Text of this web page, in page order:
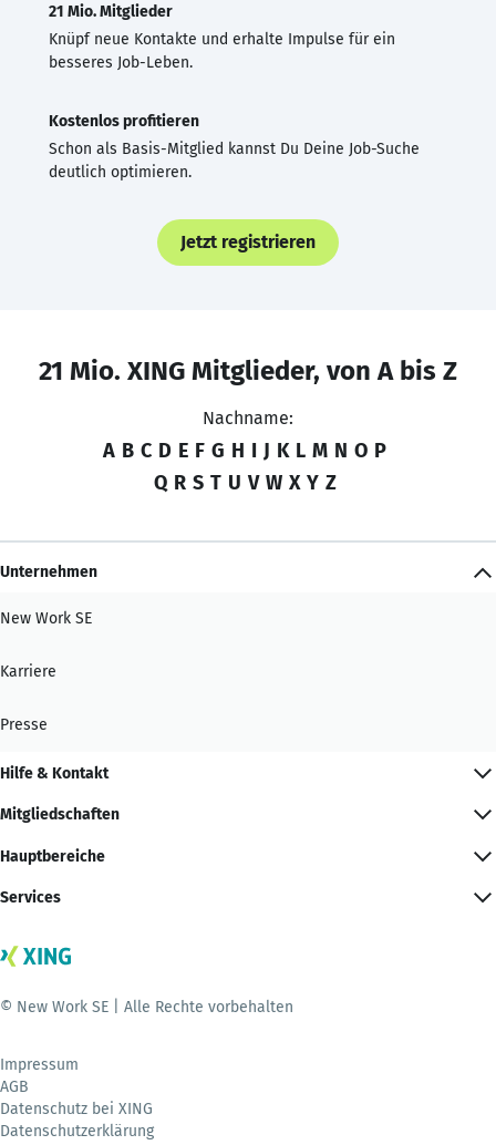
21 Mio. Mitglieder
Knüpf neue Kontakte und erhalte Impulse für ein
besseres Job-Leben.
Kostenlos profitieren
Schon als Basis-Mitglied kannst Du Deine Job-Suche
deutlich optimieren.
Jetzt registrieren
21 Mio. XING Mitglieder, von A bis Z
Nachname:
A B C D E F G H I J K L M N O P
Q R S T U V W X Y Z
Unternehmen
New Work SE
Karriere
Presse
Hilfe & Kontakt
Mitgliedschaften
Hauptbereiche
Services
© New Work SE | Alle Rechte vorbehalten
Impressum
AGB
Datenschutz bei XING
Datenschutzerklärung